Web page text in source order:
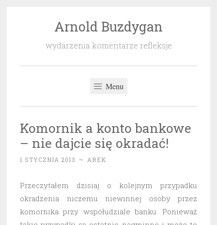
Arnold Buzdygan
wydarzenia komentarze refleksje
Menu
Komornik a konto bankowe
– nie dajcie się okradać!
1 STYCZNIA 2013 ~ AREK
Przeczytałem dzisiaj o kolejnym przypadku
okradzenia niczemu niewinnej osoby przez
komornika przy współudziale banku. Ponieważ